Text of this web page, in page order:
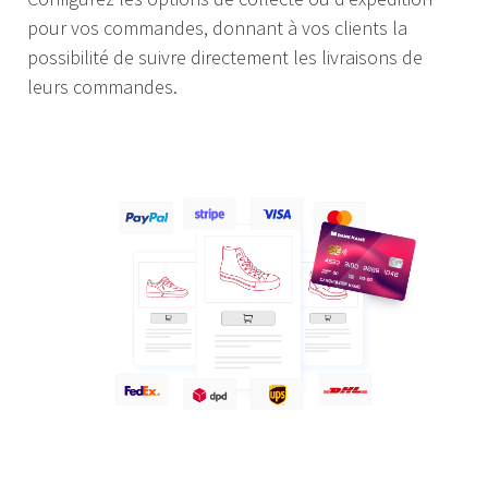
pour vos commandes, donnant à vos clients la
possibilité de suivre directement les livraisons de
leurs commandes.